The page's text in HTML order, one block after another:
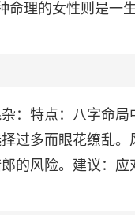
命理的女性则是一
：特点：八字命局
过多而眼花缭乱。
的风险。建议：应